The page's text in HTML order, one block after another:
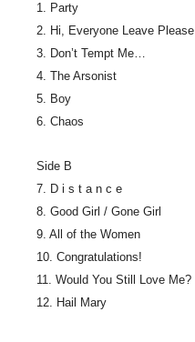
1. Party
2. Hi, Everyone Leave Please
3. Don’t Tempt Me…
4. The Arsonist
5. Boy
6. Chaos
Side B
7. D i s t a n c e
8. Good Girl / Gone Girl
9. All of the Women
10. Congratulations!
11. Would You Still Love Me?
12. Hail Mary